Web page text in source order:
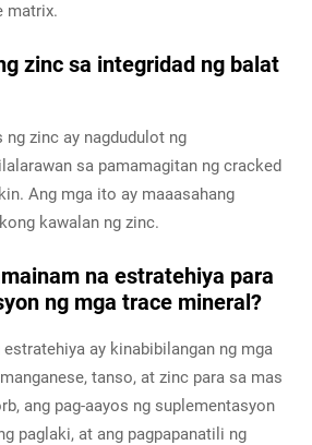
matrix.
zinc sa integridad ng balat
ng zinc ay nagdudulot ng
sa pamamagitan ng cracked
Ang mga ito ay maaasahang
kawalan ng zinc.
na estratehiya para
ng mga trace mineral?
ay kinabibilangan ng mga
tanso, at zinc para sa mas
ang pag-aayos ng suplementasyon
paglaki, at ang pagpapanatili ng